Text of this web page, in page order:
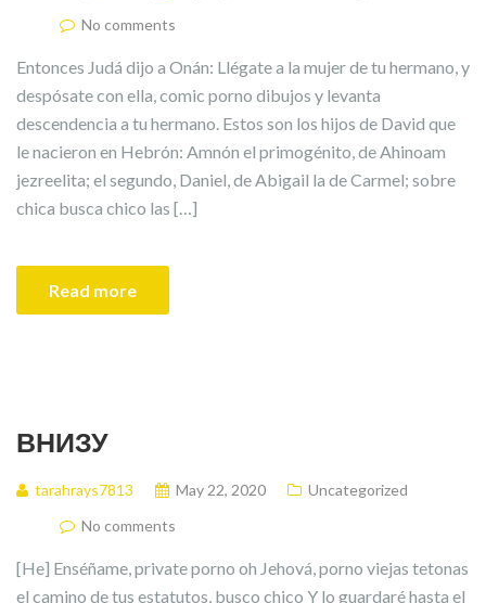
No comments
Entonces Judá dijo a Onán: Llégate a la mujer de tu hermano, y
despósate con ella, comic porno dibujos y levanta
descendencia a tu hermano. Estos son los hijos de David que
le nacieron en Hebrón: Amnón el primogénito, de Ahinoam
jezreelita; el segundo, Daniel, de Abigail la de Carmel; sobre
chica busca chico las […]
Read more
ВНИЗУ
tarahrays7813 May 22, 2020
Uncategorized
No comments
[He] Enséñame, private porno oh Jehová, porno viejas tetonas
el camino de tus estatutos, busco chico Y lo guardaré hasta el